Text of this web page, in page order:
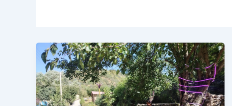
БАРГУЗОРИИ
ШАНБЕГӢ
ДАР
МУАССИСАИ
ДАВЛАТИИ